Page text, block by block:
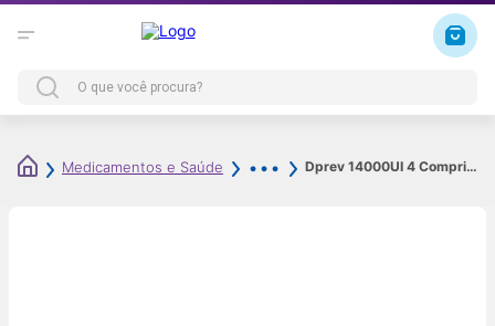
Medicamentos e Saúde Dprev 14000UI 4 Comprimidos Revestidos